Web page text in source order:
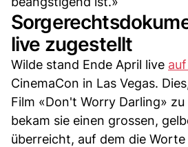
live zugestellt
Wilde stand Ende April live
CinemaCon in Las Vegas.
Film «Don't Worry Darling»
bekam sie einen grossen,
überreicht, auf dem die